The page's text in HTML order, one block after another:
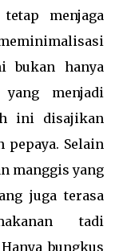
menjaga
bukan hanya
yang menjadi
ini disajikan
pepaya. Selain
manggis yang
juga terasa
tadi
bungkus